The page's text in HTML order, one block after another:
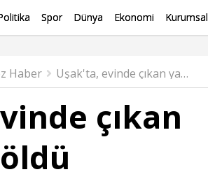
Spor Dünya Ekonomi Kurumsal
Haber Uşak'ta, evinde çıkan yangında öldü
çıkan